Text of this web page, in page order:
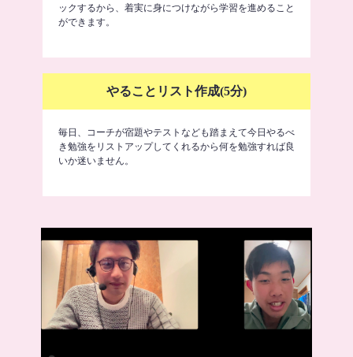
ックするから、着実に身につけながら学習を進めること
ができます。
やることリスト作成(5分)
毎日、コーチが宿題やテストなども踏まえて今日やるべ
き勉強をリストアップしてくれるから何を勉強すれば良
いか迷いません。